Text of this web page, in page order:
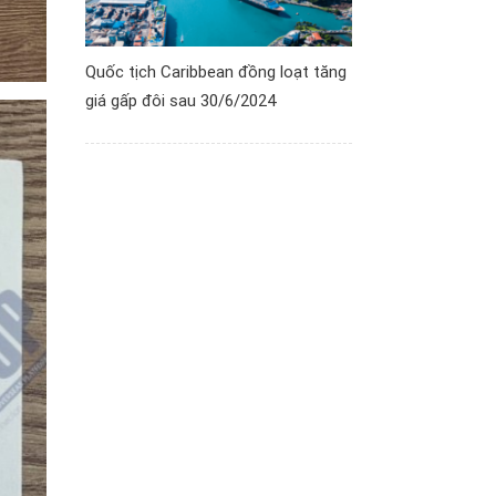
Quốc tịch Caribbean đồng loạt tăng
giá gấp đôi sau 30/6/2024